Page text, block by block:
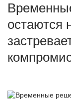
остаются